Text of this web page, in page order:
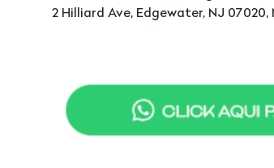
2 Hilliard Ave, Edgewater, NJ 07020,